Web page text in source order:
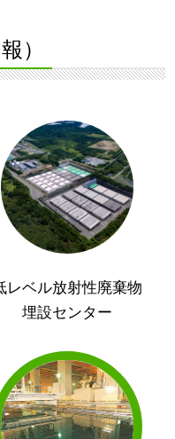
）
レベル放射性廃棄物
埋設センター